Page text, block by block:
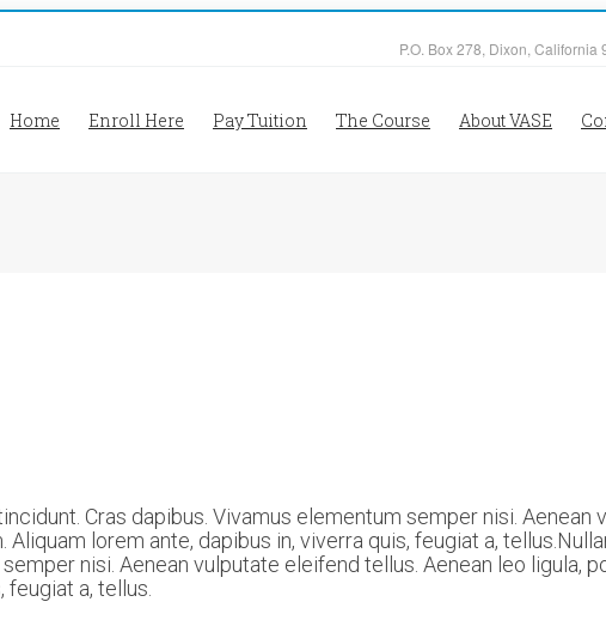
P.O. Box 278, Dixon,
Home Enroll Here Pay Tuition The Course About VASE
Cras dapibus. Vivamus elementum semper nisi. Aenean
lorem ante, dapibus in, viverra quis, feugiat a,
nisi. Aenean vulputate eleifend tellus. Aenean leo ligula,
feugiat a, tellus.